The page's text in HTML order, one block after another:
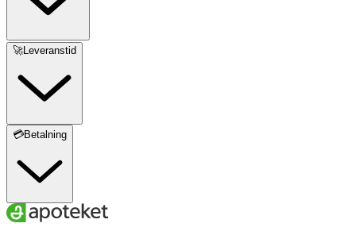
🚀Leveranstid
💳Betalning